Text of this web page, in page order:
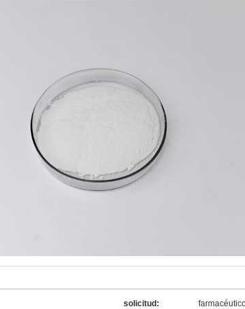
solicitud: